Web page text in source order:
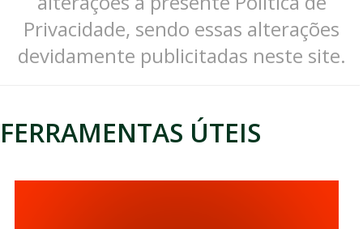
Privacidade, sendo essas alterações
devidamente publicitadas neste site.
FERRAMENTAS ÚTEIS